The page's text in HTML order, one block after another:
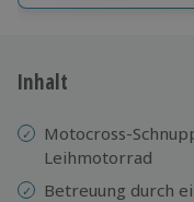
Jeder Gutschein für
Inhalt
Motocross-
Leihmotorrad
Betreuung durch